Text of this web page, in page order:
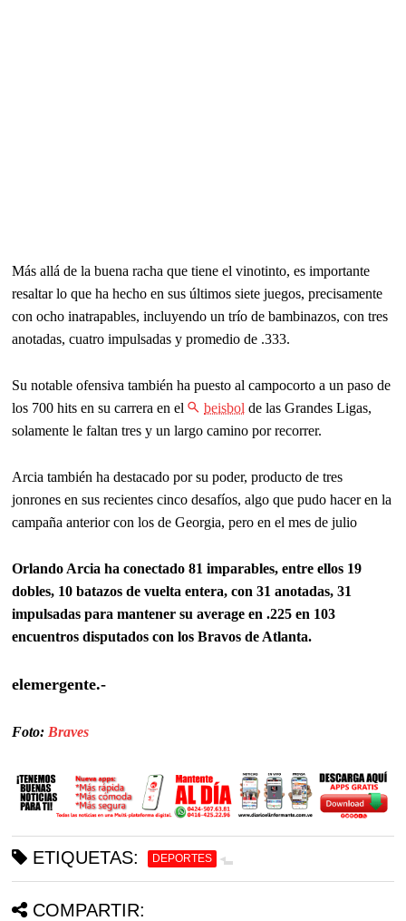
Más allá de la buena racha que tiene el vinotinto, es importante
resaltar lo que ha hecho en sus últimos siete juegos, precisamente
con ocho inatrapables, incluyendo un trío de bambinazos, con tres
anotadas, cuatro impulsadas y promedio de .333.
Su notable ofensiva también ha puesto al campocorto a un paso de
los 700 hits en su carrera en el
beisbol de las Grandes Ligas,
solamente le faltan tres y un largo camino por recorrer.
Arcia también ha destacado por su poder, producto de tres
jonrones en sus recientes cinco desafíos, algo que pudo hacer en la
campaña anterior con los de Georgia, pero en el mes de julio
Orlando Arcia ha conectado 81 imparables, entre ellos 19
dobles, 10 batazos de vuelta entera, con 31 anotadas, 31
impulsadas para mantener su average en .225 en 103
encuentros disputados con los Bravos de Atlanta.
elemergente.-
Foto: Braves
ETIQUETAS: DEPORTES
COMPARTIR: